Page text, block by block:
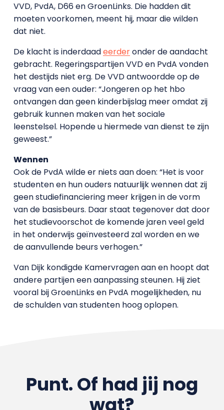
VVD, PvdA, D66 en GroenLinks. Die hadden dit
moeten voorkomen, meent hij, maar die wilden
dat niet.
De klacht is inderdaadeerderonder de aandacht
gebracht. Regeringspartijen VVD en PvdA vonden
het destijds niet erg. De VVD antwoordde op de
vraag van een ouder: “Jongeren op het hbo
ontvangen dan geen kinderbijslag meer omdat zij
gebruik kunnen maken van het sociale
leenstelsel. Hopende u hiermede van dienst te zijn
geweest.”
Wennen
Ook de PvdA wilde er niets aan doen: “Het is voor
studenten en hun ouders natuurlijk wennen dat zij
geen studiefinanciering meer krijgen in de vorm
van de basisbeurs. Daar staat tegenover dat door
het studievoorschot de komende jaren veel geld
in het onderwijs geïnvesteerd zal worden en we
de aanvullende beurs verhogen.”
Van Dijk kondigde Kamervragen aan en hoopt dat
andere partijen een aanpassing steunen. Hij ziet
vooral bij GroenLinks en PvdA mogelijkheden, nu
de schulden van studenten hoog oplopen.
Punt. Of had jij nog
wat?